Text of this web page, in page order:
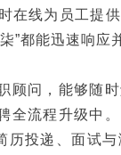
在线为员工提
”都能迅速响应
顾问，能够随
全流程升级中
投递、面试